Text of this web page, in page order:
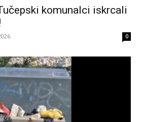
komunalci iskrcali
0